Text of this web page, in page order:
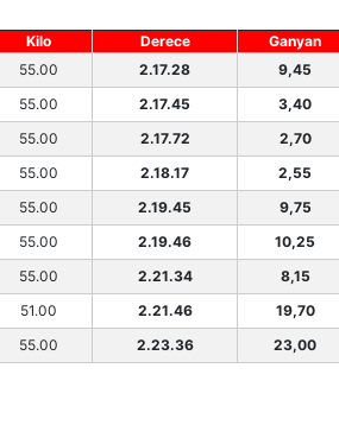
Kilo Derece Ganyan
55.00 2.17.28 9,45
55.00 2.17.45 3,40
55.00 2.17.72 2,70
55.00 2.18.17 2,55
55.00 2.19.45 9,75
55.00 2.19.46 10,25
55.00 2.21.34 8,15
51.00 2.21.46 19,70
55.00 2.23.36 23,00